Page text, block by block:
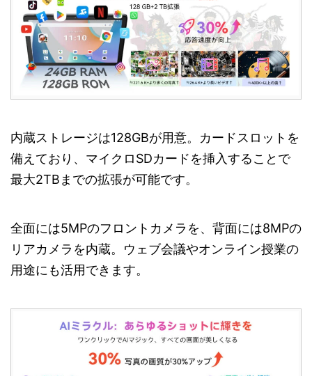
内蔵ストレージは128GBが用意。カードスロットを
備えており、マイクロSDカードを挿入することで
最大2TBまでの拡張が可能です。
全面には5MPのフロントカメラを、背面には8MPの
リアカメラを内蔵。ウェブ会議やオンライン授業の
用途にも活用できます。